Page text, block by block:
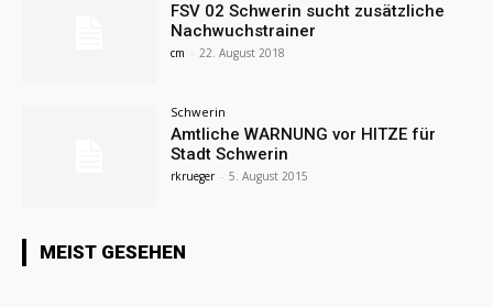
FSV 02 Schwerin sucht zusätzliche
Nachwuchstrainer
cm - 22. August 2018
Schwerin
Amtliche WARNUNG vor HITZE für
Stadt Schwerin
rkrueger - 5. August 2015
MEIST GESEHEN